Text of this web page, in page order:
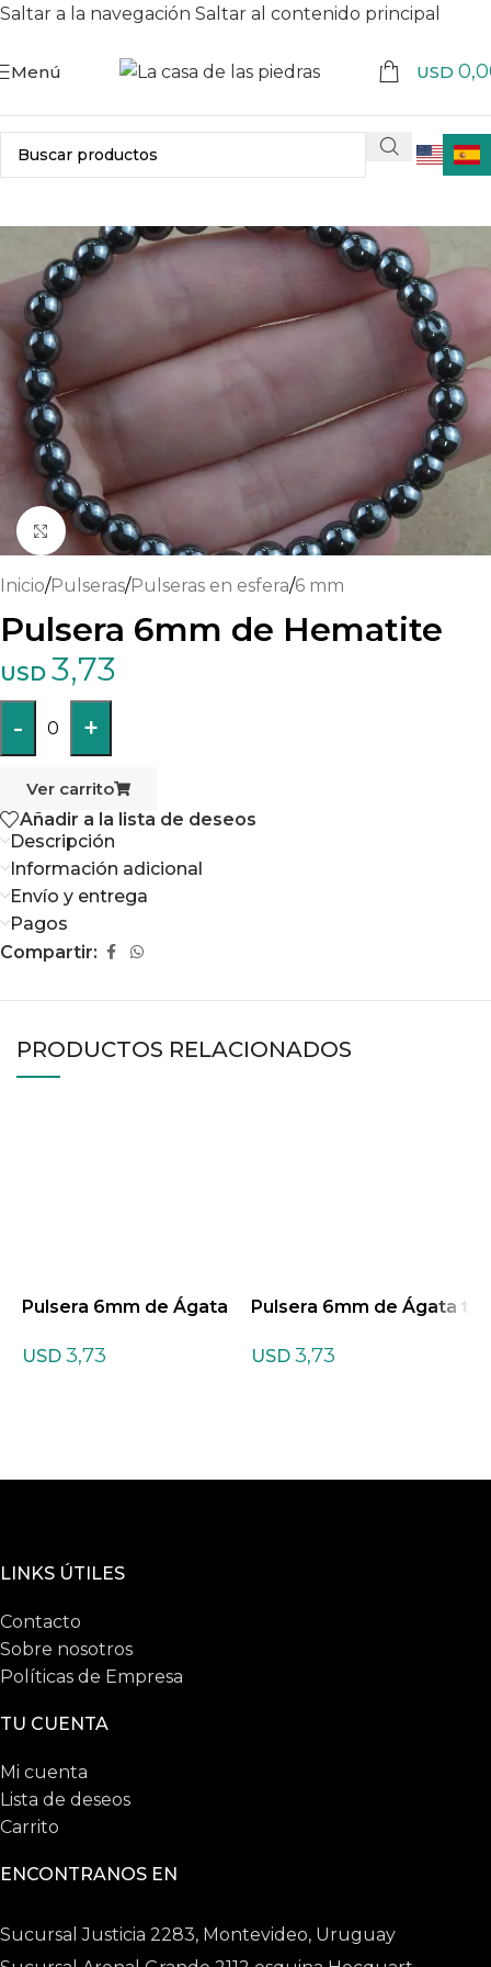
Saltar a la navegación Saltar al contenido principal
Menú USD
Haga clic para ampliar
Inicio/Pulseras/Pulseras en esfera/6 mm
Pulsera 6mm de Hematite
USD 3,73
- 0 +
Ver carrito
Añadir a la lista de deseos
Descripción
Información adicional
Envío y entrega
Pagos
Compartir:
PRODUCTOS RELACIONADOS
Pulsera 6mm de Ágata
USD 3,73
Pulsera 6mm de Ágata t
USD 3,73
LINKS ÚTILES
Contacto
Sobre nosotros
Políticas de Empresa
TU CUENTA
Mi cuenta
Lista de deseos
Carrito
ENCONTRANOS EN
Sucursal Justicia 2283, Montevideo, Uruguay